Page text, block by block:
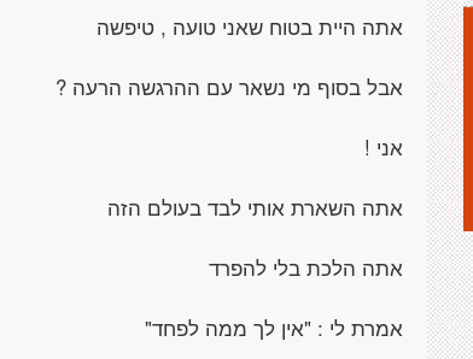
אתה היית בטוח שאני טועה , טיפשה
אבל בסוף מי נשאר עם ההרגשה הרעה ?
אני !
אתה השארת אותי לבד בעולם הזה
אתה הלכת בלי להפרד
אמרת לי : "אין לך ממה לפחד"